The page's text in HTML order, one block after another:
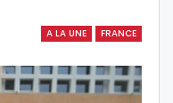
A LA UNE FRANCE